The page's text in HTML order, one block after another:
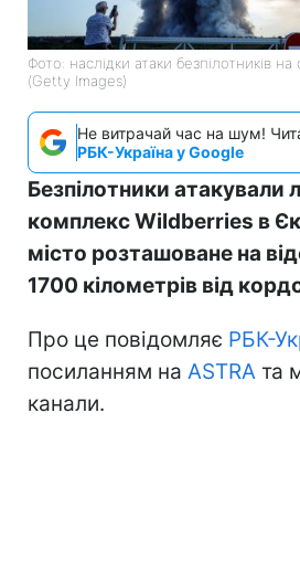
Фото: наслідки атаки безпілотників
(Getty Images)
Не витрачай час на шум!
РБК-Україна у Google
Безпілотники атакували
комплекс Wildberries в
місто розташоване на
1700 кілометрів від
Про це повідомляє РБК-
посиланням на ASTRA та
канали.